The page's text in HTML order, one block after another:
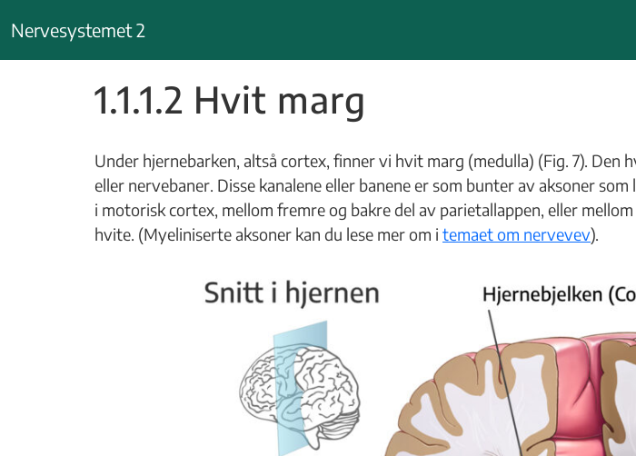
til
innhold
Nervesystemet 2
1.1.1.2 Hvit marg
Under hjernebarken, altså cortex, finner vi hvit marg (medulla) (Fig. 7).
eller nervebaner. Disse kanalene eller banene er som bunter av aksoner
i motorisk cortex, mellom fremre og bakre del av parietallappen, eller
hvite. (Myeliniserte aksoner kan du lese mer om i temaet om nervevev).